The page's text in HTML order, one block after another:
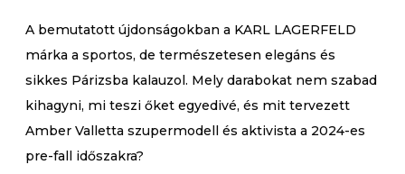
A bemutatott újdonságokban a KARL LAGERFELD
márka a sportos, de természetesen elegáns és
sikkes Párizsba kalauzol. Mely darabokat nem szabad
kihagyni, mi teszi őket egyedivé, és mit tervezett
Amber Valletta szupermodell és aktivista a 2024-es
pre-fall időszakra?